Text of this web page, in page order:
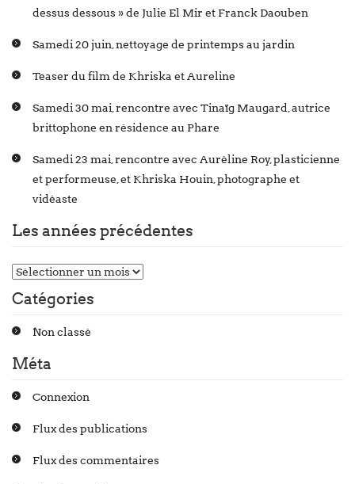
dessus dessous » de Julie El Mir et Franck Daouben
Samedi 20 juin, nettoyage de printemps au jardin
Teaser du film de Khriska et Aureline
Samedi 30 mai, rencontre avec Tinaïg Maugard, autrice
brittophone en résidence au Phare
Samedi 23 mai, rencontre avec Auréline Roy, plasticienne
et performeuse, et Khriska Houin, photographe et
vidéaste
Les années précédentes
Catégories
Non classé
Méta
Connexion
Flux des publications
Flux des commentaires